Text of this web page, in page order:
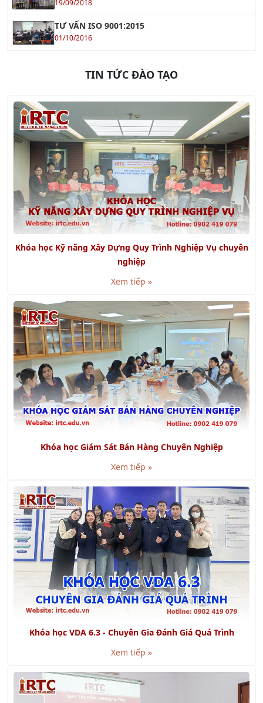
01/10/2016
Khóa học Kỹ năng Xây Dựng Quy Trình Nghiệp Vụ chuyên
nghiệp
Xem tiếp »
Xem tiếp »
Khóa học VDA 6.3 - Chuyên Gia Đánh Giá Quá Trình
Xem tiếp »